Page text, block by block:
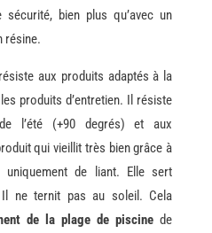
bien plus qu’avec un
résine.
aux produits adaptés à la
produits d’entretien. Il résiste
l’été (+90 degrés) et aux
qui vieillit très bien grâce à
de liant. Elle sert
ne ternit pas au soleil. Cela
de la plage de piscine de